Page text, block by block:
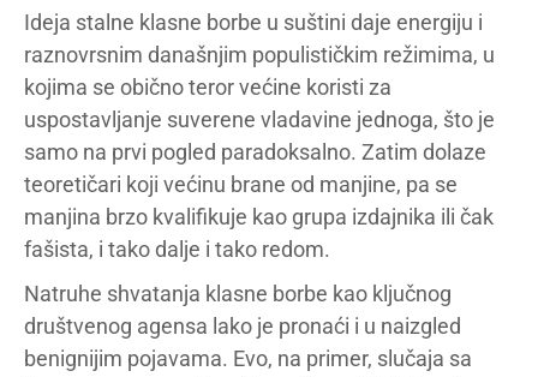
Ideja stalne klasne borbe u suštini daje energiju i
raznovrsnim današnjim populističkim režimima, u
kojima se obično teror većine koristi za
uspostavljanje suverene vladavine jednoga, što je
samo na prvi pogled paradoksalno. Zatim dolaze
teoretičari koji većinu brane od manjine, pa se
manjina brzo kvalifikuje kao grupa izdajnika ili čak
fašista, i tako dalje i tako redom.
Natruhe shvatanja klasne borbe kao ključnog
društvenog agensa lako je pronaći i u naizgled
benignijim pojavama. Evo, na primer, slučaja sa